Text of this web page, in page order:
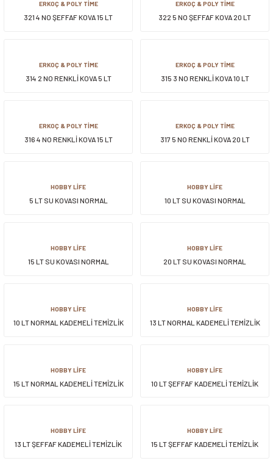
ERKOÇ & POLY TİME
321 4 NO ŞEFFAF KOVA 15 LT
ERKOÇ & POLY TİME
322 5 NO ŞEFFAF KOVA 20 LT
ERKOÇ & POLY TİME
314 2 NO RENKLİ KOVA 5 LT
ERKOÇ & POLY TİME
315 3 NO RENKLİ KOVA 10 LT
ERKOÇ & POLY TİME
316 4 NO RENKLİ KOVA 15 LT
ERKOÇ & POLY TİME
317 5 NO RENKLİ KOVA 20 LT
HOBBY LİFE
5 LT SU KOVASI NORMAL
HOBBY LİFE
10 LT SU KOVASI NORMAL
HOBBY LİFE
15 LT SU KOVASI NORMAL
HOBBY LİFE
20 LT SU KOVASI NORMAL
HOBBY LİFE
10 LT NORMAL KADEMELİ TEMİZLİK
HOBBY LİFE
13 LT NORMAL KADEMELİ TEMİZLİK
HOBBY LİFE
15 LT NORMAL KADEMELİ TEMİZLİK
HOBBY LİFE
10 LT ŞEFFAF KADEMELİ TEMİZLİK
HOBBY LİFE
13 LT ŞEFFAF KADEMELİ TEMİZLİK
HOBBY LİFE
15 LT ŞEFFAF KADEMELİ TEMİZLİK